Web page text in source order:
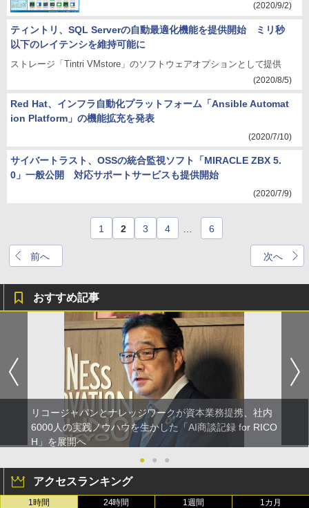
(2020/9/2)
ティントリ、SQL Serverの自動最適化機能を提供開始 ミリ秒
以下のレイテンシを維持可能に
ストレージ「Tintri VMstore」のソフトウェアオプションとして提供
(2020/8/5)
Red Hat、インフラ自動化プラットフォーム「Ansible Automat
ion Platform」の機能拡充を発表
(2020/7/10)
サイバートラスト、OSSの統合監視ソフト「MIRACLE ZBX 5.
0」一般公開 対応サポートサービスも提供開始
(2020/7/9)
前へ
1 2 3 4 6
次へ
おすすめ記事
リコージャパンとナレッジワークが資本業務提携、社内
6000人の実践ノウハウを生かした「AI商談記録 for RICO
H」を展開へ
●
● ●
アクセスランキング
1時間 24時間 1週間 1カ月